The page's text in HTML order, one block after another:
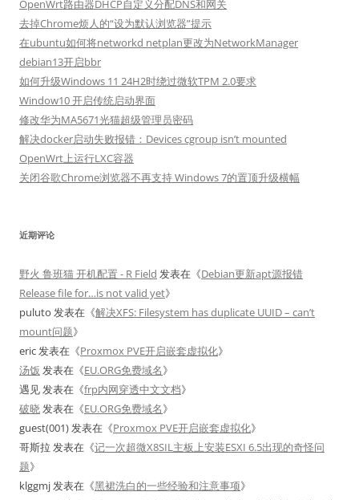
OpenWrt路由器DHCP自定义分配DNS和网关
去掉Chrome烦人的“设为默认浏览器”提示
在ubuntu如何将networkd netplan更改为NetworkManager
debian13开启bbr
如何升级Windows 11 24H2时绕过微软TPM 2.0要求
Window10 开启传统启动界面
修改华为MA5671光猫超级管理员密码
解决docker启动失败报错：Devices cgroup isn’t mounted
OpenWrt上运行LXC容器
关闭谷歌Chrome浏览器不再支持 Windows 7的置顶升级横幅
近期评论
野火 鲁班猫 开机配置 - R Field 发表在《Debian更新apt源报错
Release file for…is not valid yet》
puluto 发表在《解决XFS: Filesystem has duplicate UUID – can’t
mount问题》
eric发表在《Proxmox PVE开启嵌套虚拟化》
汤饭 发表在《EU.ORG免费域名》
遇见发表在《frp内网穿透中文文档》
破晓发表在《EU.ORG免费域名》
guest(001)发表在《Proxmox PVE开启嵌套虚拟化》
哥斯拉 发表在《记一次超微X8SIL主板上安装ESXI 6.5出现的奇怪问
题》
klggmj发表在《黑裙洗白的一些经验和注意事项》